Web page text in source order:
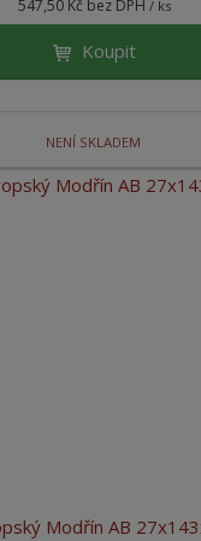
547,50 Kč bez DPH / ks
Koupit
NENÍ SKLADEM
Modřín AB